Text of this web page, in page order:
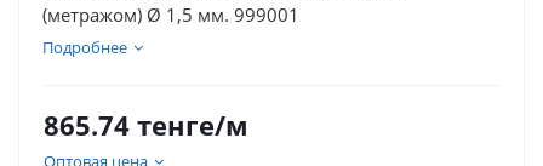
(метражом) Ø 1,5 мм. 999001
Подробнее
865.74 тенге/м
Оптовая цена